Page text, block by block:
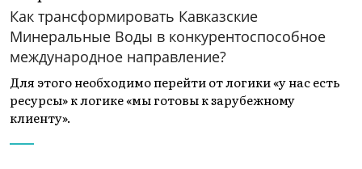
Как трансформировать Кавказские
Минеральные Воды в конкурентоспособное
международное направление?
Для этого необходимо перейти от логики «у нас есть
ресурсы» к логике «мы готовы к зарубежному
клиенту».